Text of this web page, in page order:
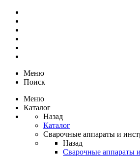
Меню
Поиск
Меню
Каталог
Назад
Каталог
Сварочные аппараты и
Назад
Сварочные аппараты